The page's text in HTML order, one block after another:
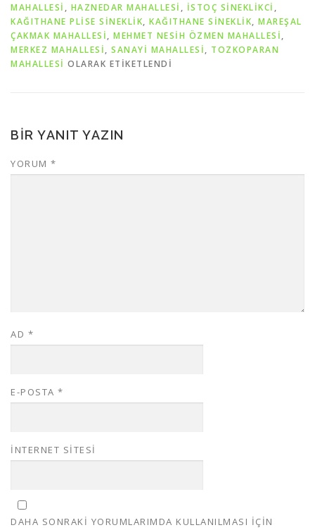
MAHALLESİ , HAZNEDAR MAHALLESİ , İSTOÇ SİNEKLİKCİ ,
KAĞITHANE PLİSE SİNEKLİK, KAĞITHANE SİNEKLİK, MAREŞAL
ÇAKMAK MAHALLESİ, MEHMET NESİH ÖZMEN MAHALLESİ,
MERKEZ MAHALLESİ, SANAYİ MAHALLESİ, TOZKOPARAN
MAHALLESİ OLARAK ETIKETLENDI
BIR YANIT YAZIN
YORUM *
AD *
E-POSTA *
İNTERNET SITESI
DAHA SONRAKI YORUMLARIMDA KULLANILMASI IÇIN